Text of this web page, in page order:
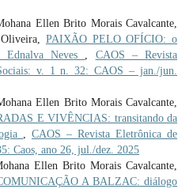
Ellen Brito Morais Cavalcante,
PAIXÃO PELO OFÍCIO: o
Ednalva Neves , CAOS – Revista
v. 1 n. 32: CAOS – jan./jun.
Ellen Brito Morais Cavalcante,
E VIVÊNCIAS: transitando da
,CAOS – Revista Eletrônica de
Caos, ano 26, jul./dez. 2025
Ellen Brito Morais Cavalcante,
A BALZAC: diálogo